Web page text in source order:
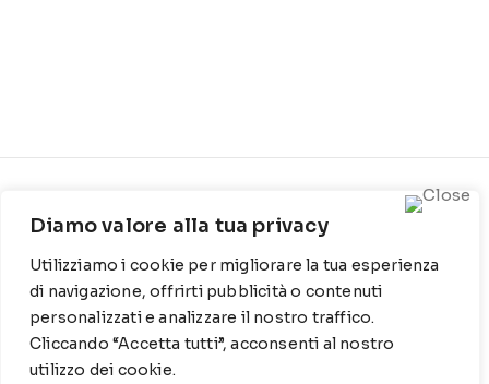
Diamo valore alla tua privacy
Utilizziamo i cookie per migliorare la tua esperienza
di navigazione, offrirti pubblicità o contenuti
personalizzati e analizzare il nostro traffico.
Cliccando “Accetta tutti”, acconsenti al nostro
utilizzo dei cookie.
1316 - 70044 Polignano a
mare
T
WZ: 329 6510725
Cookie Policy
Privacy Policy